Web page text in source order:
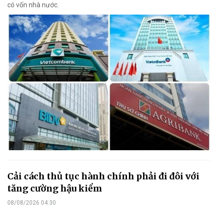
có vốn nhà nước.
Cải cách thủ tục hành chính phải đi đôi với
tăng cường hậu kiểm
08/08/2026 04:30